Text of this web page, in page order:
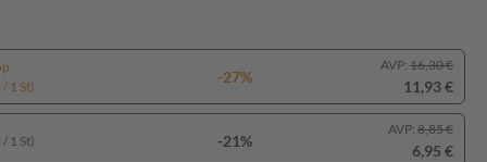
1 St)
-27%
AVP: 16,30 €
11,93 €
1 St) -21%
AVP: 8,85 €
6,95 €